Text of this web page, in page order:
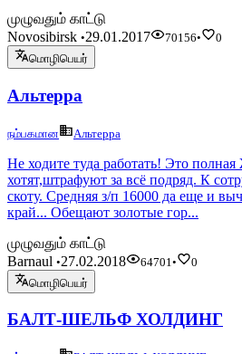
முழுவதும் காட்டு
Novosibirsk •29.01.2017 70156•
0
மொழிபெயர்
Альтерра
நம்பகமான Альтерра
Не ходите туда работать! Это
хотят,штрафуют за всё подряд. К
скоту. Средняя з/п 16000 да еще и
край... Обещают золотые гор...
முழுவதும் காட்டு
Barnaul •27.02.2018 64701 •
0
மொழிபெயர்
БАЛТ-ШЕЛЬФ ХОЛДИНГ